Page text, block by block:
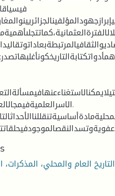
عفويةوتسدالنقصالموجودفيحلقاتتاريخناالحديث.